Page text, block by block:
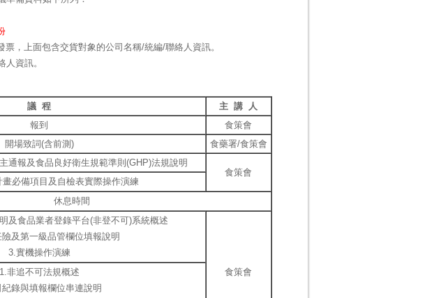
，上面包含交貨對象的公司名稱/統編/聯絡人資訊。
資訊。
議 程
主 講 人
報到
食策會
開場致詞(含前測)
食藥署/食策會
通報及食品良好衛生規範準則(GHP)法規說明
食策會
必備項目及自檢表實際操作演練
休息時間
及食品業者登錄平台(非登不可)系統概述
及第一級品管欄位填報說明
3.實機操作演練
食策會
1.非追不可法規概述
錄與填報欄位串連說明